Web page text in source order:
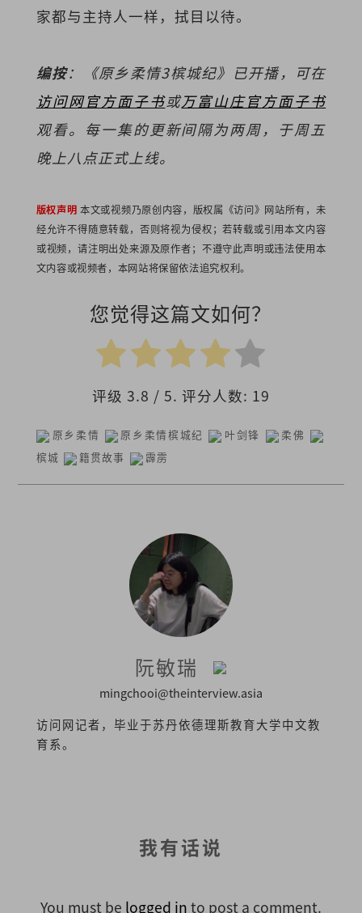
家都与主持人一样，拭目以待。
编按：《原乡柔情3槟城纪》已开播，可在
访问网官方面子书或万富山庄官方面子书
观看。每一集的更新间隔为两周，于周五
晚上八点正式上线。
版权声明 本文或视频乃原创内容，版权属《访问》网站所有，未
经允许不得随意转载，否则将视为侵权；若转载或引用本文内容
或视频，请注明出处来源及原作者；不遵守此声明或违法使用本
文内容或视频者，本网站将保留依法追究权利。
您觉得这篇文如何？
评级 3.8 / 5. 评分人数: 19
原乡柔情 原乡柔情槟城纪 叶剑锋
柔佛
槟城
籍贯故事 霹雳
阮敏瑞
mingchooi@theinterview.asia
访问网记者，毕业于苏丹依德理斯教育大学中文教
育系。
我有话说
You must be logged in to post a comment.